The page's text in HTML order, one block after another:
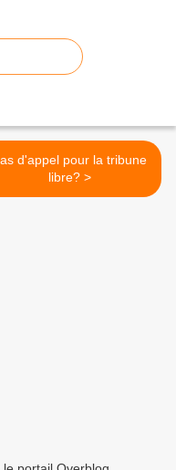
d'appel pour la tribune
libre? >